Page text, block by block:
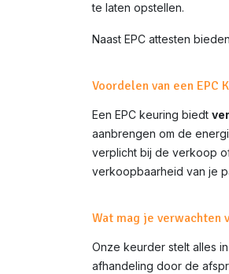
te laten opstellen.
Naast EPC attesten
Voordelen van een EPC
Een EPC keuring biedt
aanbrengen om de
verplicht bij de verkoop
verkoopbaarheid van je
Wat mag je verwachten
Onze keurder stelt alles
afhandeling door de